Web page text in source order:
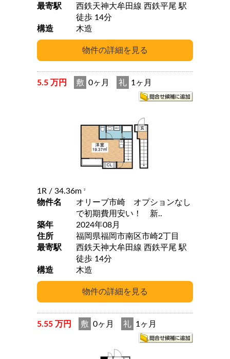
最寄駅
西鉄天神大牟田線 西鉄平尾 駅
徒歩 14分
構造
木造
5.5 万円 敷 0ヶ月 礼 1ヶ月
1R / 34.36m 2
物件名
オリーブ市崎 オプションなし
で初期費用安い！ 新..
築年
2024年08月
住所
福岡県福岡市南区市崎2丁目
最寄駅
西鉄天神大牟田線 西鉄平尾 駅
徒歩 14分
構造
木造
5.55 万円 敷 0ヶ月 礼 1ヶ月